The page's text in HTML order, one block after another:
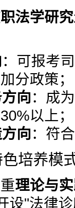
法学研
：可报考
分政策；
向：成
以上；
向：符
培养模
理论与
设"法律